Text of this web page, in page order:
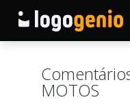
Gerador de
MOTOS